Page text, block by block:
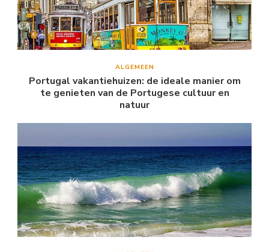
ALGEMEEN
Portugal vakantiehuizen: de ideale manier om
te genieten van de Portugese cultuur en
natuur